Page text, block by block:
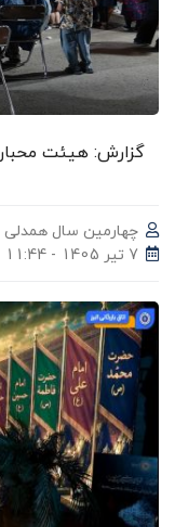
گزارش: هیئت
چهارمین سال همدلی
7 تیر 1405 - 11:44